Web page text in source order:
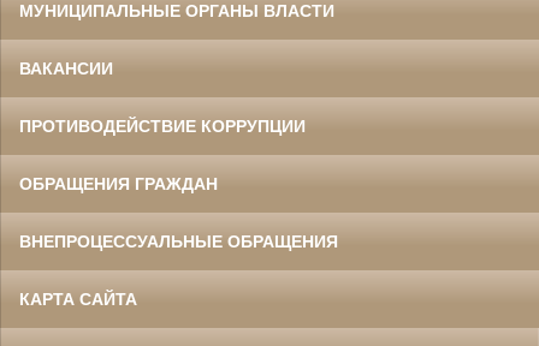
МУНИЦИПАЛЬНЫЕ ОРГАНЫ ВЛАСТИ
ВАКАНСИИ
ПРОТИВОДЕЙСТВИЕ КОРРУПЦИИ
ОБРАЩЕНИЯ ГРАЖДАН
ВНЕПРОЦЕССУАЛЬНЫЕ ОБРАЩЕНИЯ
КАРТА САЙТА